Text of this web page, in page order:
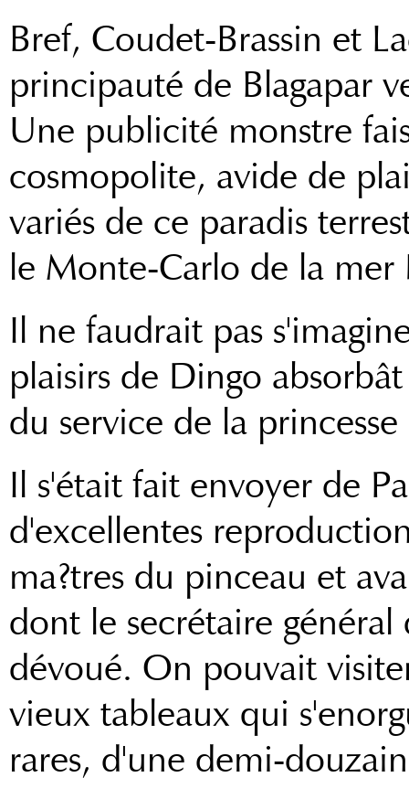
Bref, Coudet-Brassin et
principauté de Blagapar
Une publicité monstre
cosmopolite, avide de
variés de ce paradis
le Monte-Carlo de la mer
Il ne faudrait pas
plaisirs de Dingo
du service de la
Il s'était fait envoyer de
d'excellentes
ma?tres du pinceau et
dont le secrétaire
dévoué. On pouvait
vieux tableaux qui
rares, d'une demi-